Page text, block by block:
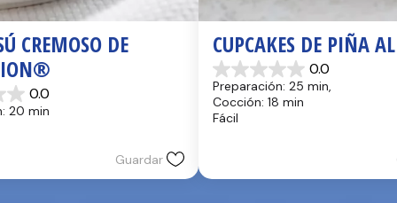
CREMOSO DE
0.0
20 min
Guardar
CUPCAKES DE PIÑA
0.0
0.0
de
5
estrellas.
Preparación: 25 min,
Cocción: 18 min
Fácil